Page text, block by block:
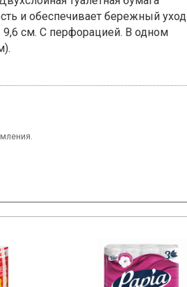
и обеспечивает бережный уход
9,6 см. С перфорацией. В одном